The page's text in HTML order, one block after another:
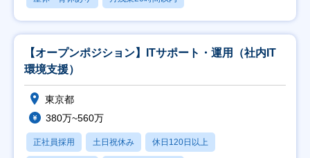
【オープンポジション】ITサポート・運用（社内IT
環境支援）
東京都
380万~560万
正社員採用 土日祝休み 休日120日以上